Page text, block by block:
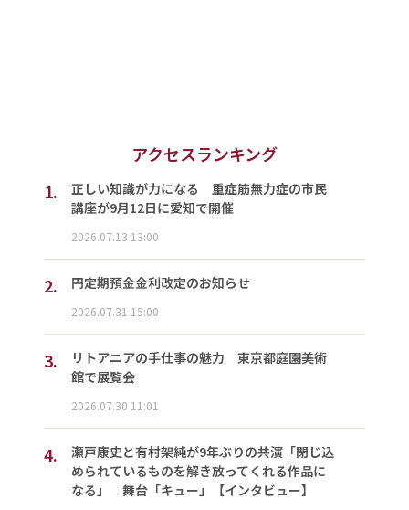
アクセスランキング
1.
正しい知識が力になる 重症筋無力症の市民
講座が9月12日に愛知で開催
2026.07.13 13:00
2. 円定期預金金利改定のお知らせ
2026.07.31 15:00
3.
リトアニアの手仕事の魅力 東京都庭園美術
館で展覧会
2026.07.30 11:01
4.
瀬戸康史と有村架純が9年ぶりの共演「閉じ込
められているものを解き放ってくれる作品に
なる」 舞台「キュー」【インタビュー】